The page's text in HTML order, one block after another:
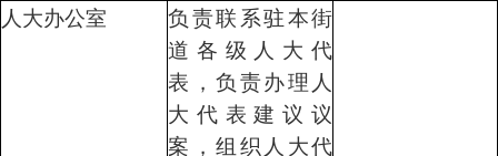
人大办公室
负责联系驻本街
道各级人大代
表，负责办理人
大代表建议议
案，组织人大代